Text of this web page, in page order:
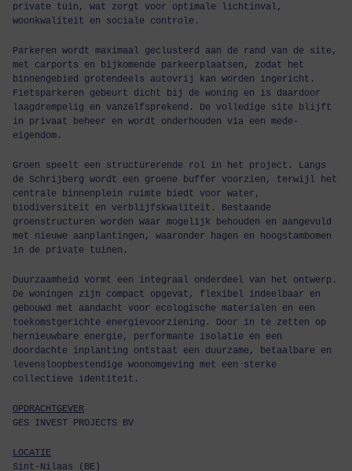
private tuin, wat zorgt voor optimale lichtinval,
woonkwaliteit en sociale controle.
Parkeren wordt maximaal geclusterd aan de rand van de site,
met carports en bijkomende parkeerplaatsen, zodat het
binnengebied grotendeels autovrij kan worden ingericht.
Fietsparkeren gebeurt dicht bij de woning en is daardoor
laagdrempelig en vanzelfsprekend. De volledige site blijft
in privaat beheer en wordt onderhouden via een mede-
eigendom.
Groen speelt een structurerende rol in het project. Langs
de Schrijberg wordt een groene buffer voorzien, terwijl het
centrale binnenplein ruimte biedt voor water,
biodiversiteit en verblijfskwaliteit. Bestaande
groenstructuren worden waar mogelijk behouden en aangevuld
met nieuwe aanplantingen, waaronder hagen en hoogstambomen
in de private tuinen.
Duurzaamheid vormt een integraal onderdeel van het ontwerp.
De woningen zijn compact opgevat, flexibel indeelbaar en
gebouwd met aandacht voor ecologische materialen en een
toekomstgerichte energievoorziening. Door in te zetten op
hernieuwbare energie, performante isolatie en een
doordachte inplanting ontstaat een duurzame, betaalbare en
levensloopbestendige woonomgeving met een sterke
collectieve identiteit.
OPDRACHTGEVER
GES INVEST PROJECTS BV
LOCATIE
Sint-Nilaas (BE)